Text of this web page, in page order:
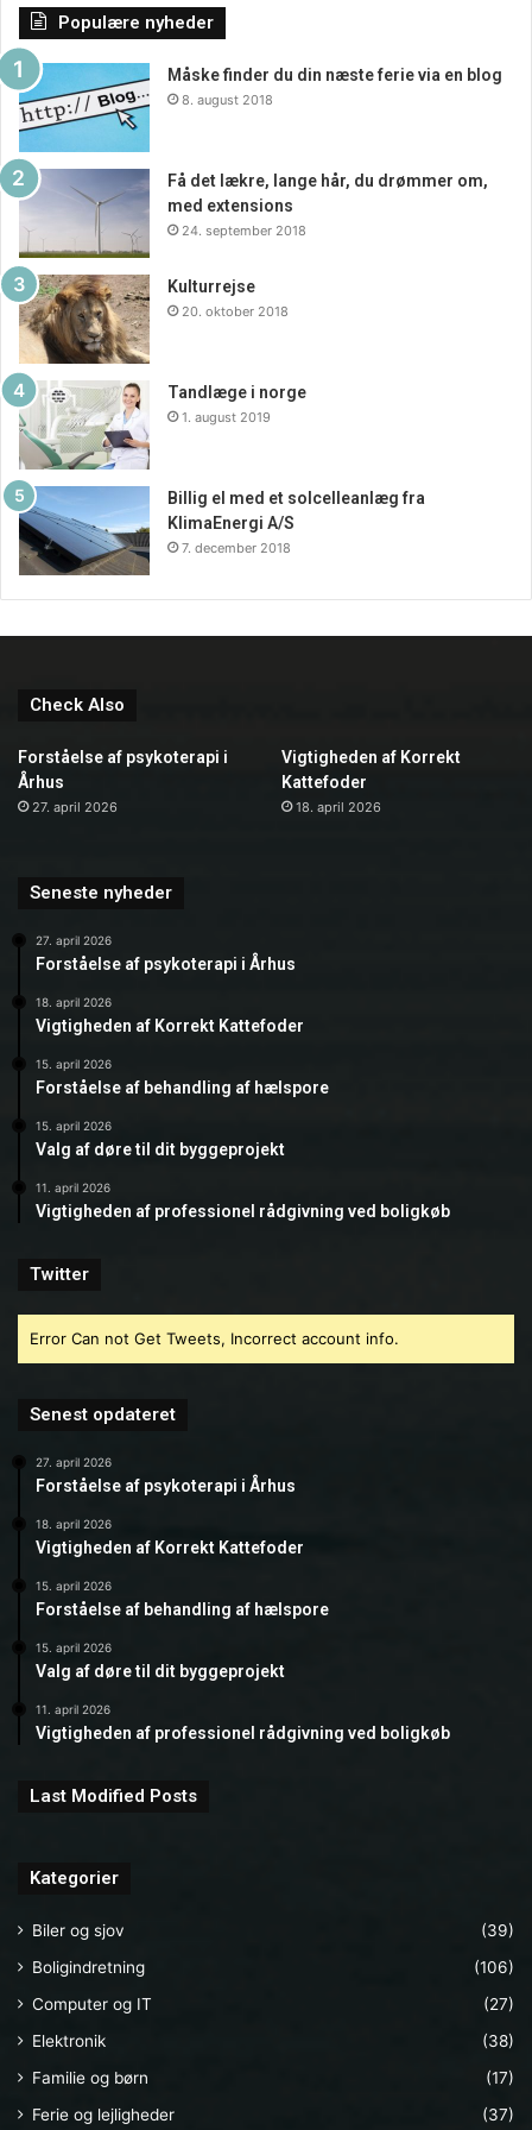
Populære nyheder
Måske finder du din næste ferie via en blog
8. august 2018
Få det lækre, lange hår, du drømmer om,
med extensions
24. september 2018
Kulturrejse
20. oktober 2018
Tandlæge i norge
1. august 2019
Billig el med et solcelleanlæg fra
KlimaEnergi A/S
7. december 2018
Check Also
Forståelse af psykoterapi i
Århus
27. april 2026
Vigtigheden af Korrekt
Kattefoder
18. april 2026
Seneste nyheder
27. april 2026
Forståelse af psykoterapi i Århus
18. april 2026
Vigtigheden af Korrekt Kattefoder
15. april 2026
Forståelse af behandling af hælspore
15. april 2026
Valg af døre til dit byggeprojekt
11. april 2026
Vigtigheden af professionel rådgivning ved boligkøb
Twitter
Error Can not Get Tweets, Incorrect account info.
Senest opdateret
27. april 2026
Forståelse af psykoterapi i Århus
18. april 2026
Vigtigheden af Korrekt Kattefoder
15. april 2026
Forståelse af behandling af hælspore
15. april 2026
Valg af døre til dit byggeprojekt
11. april 2026
Vigtigheden af professionel rådgivning ved boligkøb
Last Modified Posts
Kategorier
Biler og sjov
(39)
Boligindretning
(106)
Computer og IT
(27)
Elektronik
(38)
Familie og børn
(17)
Ferie og lejligheder
(37)